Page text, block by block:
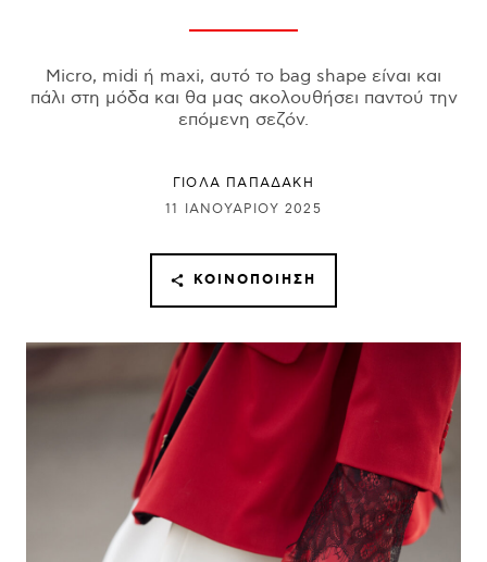
Micro, midi ή maxi, αυτό το bag shape είναι και
πάλι στη μόδα και θα μας ακολουθήσει παντού την
επόμενη σεζόν.
ΓΙΌΛΑ ΠΑΠΑΔΆΚΗ
11 ΙΑΝΟΥΑΡΊΟΥ 2025
ΚΟΙΝΟΠΟΊΗΣΗ